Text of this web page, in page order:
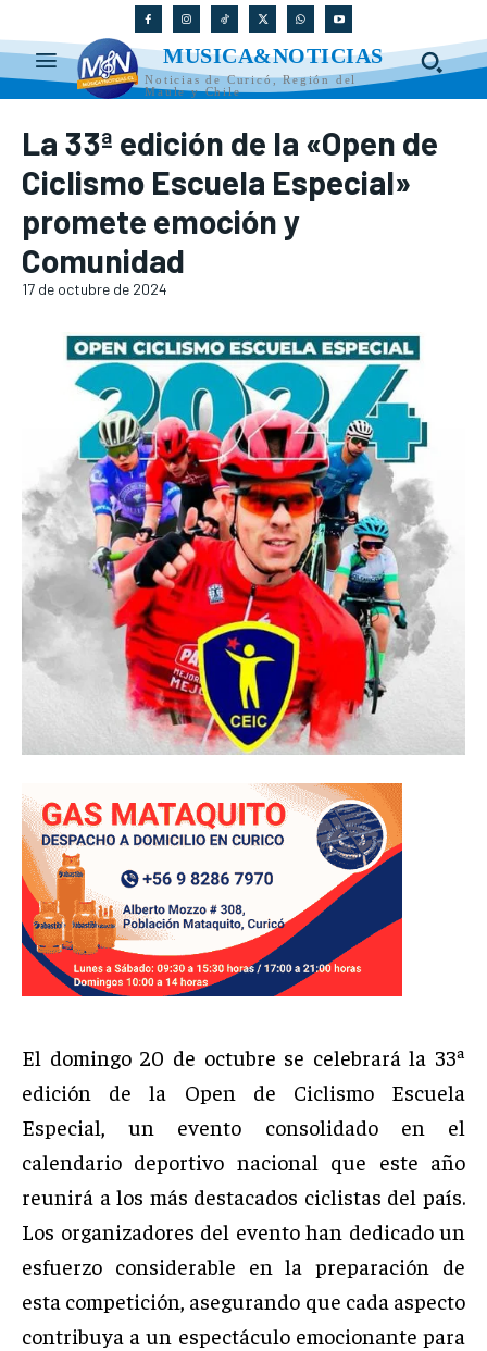
MUSICA&NOTICIAS
Noticias de Curicó, Región del
Maule y Chile
La 33ª edición de la «Open de
Ciclismo Escuela Especial»
promete emoción y
Comunidad
17 de octubre de 2024
El domingo 20 de octubre se celebrará la 33ª
edición de la Open de Ciclismo Escuela
Especial, un evento consolidado en el
calendario deportivo nacional que este año
reunirá a los más destacados ciclistas del país.
Los organizadores del evento han dedicado un
esfuerzo considerable en la preparación de
esta competición, asegurando que cada aspecto
contribuya a un espectáculo emocionante para